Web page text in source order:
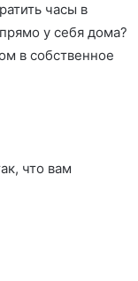
часы в
у себя дома?
в собственное
что вам